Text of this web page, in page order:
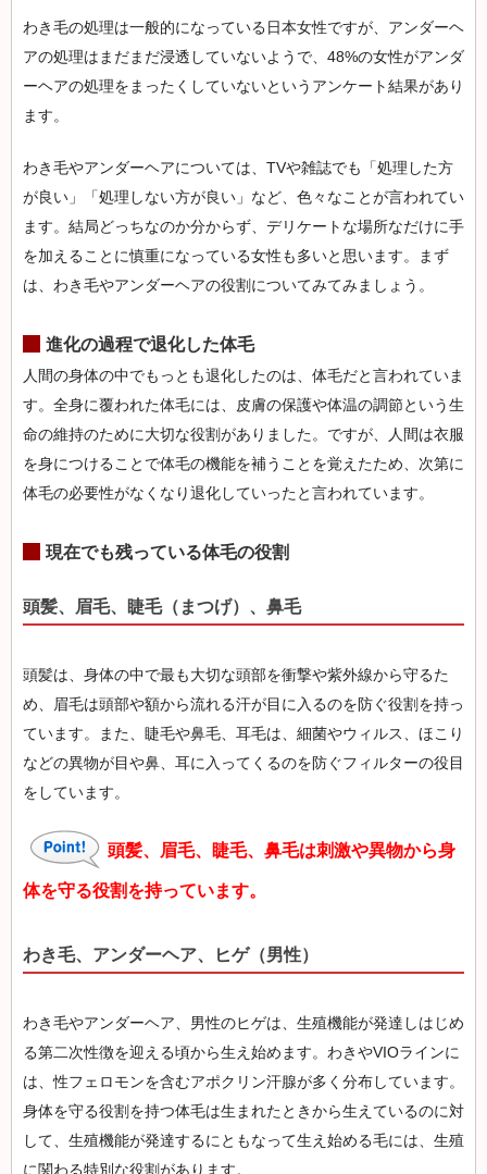
わき毛の処理は一般的になっている日本女性ですが、アンダーヘ
アの処理はまだまだ浸透していないようで、48%の女性がアンダ
ーヘアの処理をまったくしていないというアンケート結果があり
ます。
わき毛やアンダーヘアについては、TVや雑誌でも「処理した方
が良い」「処理しない方が良い」など、色々なことが言われてい
ます。結局どっちなのか分からず、デリケートな場所なだけに手
を加えることに慎重になっている女性も多いと思います。まず
は、わき毛やアンダーヘアの役割についてみてみましょう。
進化の過程で退化した体毛
人間の身体の中でもっとも退化したのは、体毛だと言われていま
す。全身に覆われた体毛には、皮膚の保護や体温の調節という生
命の維持のために大切な役割がありました。ですが、人間は衣服
を身につけることで体毛の機能を補うことを覚えたため、次第に
体毛の必要性がなくなり退化していったと言われています。
現在でも残っている体毛の役割
頭髪、眉毛、睫毛（まつげ）、鼻毛
頭髪は、身体の中で最も大切な頭部を衝撃や紫外線から守るた
め、眉毛は頭部や額から流れる汗が目に入るのを防ぐ役割を持っ
ています。また、睫毛や鼻毛、耳毛は、細菌やウィルス、ほこり
などの異物が目や鼻、耳に入ってくるのを防ぐフィルターの役目
をしています。
頭髪、眉毛、睫毛、鼻毛は刺激や異物から身
体を守る役割を持っています。
わき毛、アンダーヘア、ヒゲ（男性）
わき毛やアンダーヘア、男性のヒゲは、生殖機能が発達しはじめ
る第二次性徴を迎える頃から生え始めます。わきやVIOラインに
は、性フェロモンを含むアポクリン汗腺が多く分布しています。
身体を守る役割を持つ体毛は生まれたときから生えているのに対
して、生殖機能が発達するにともなって生え始める毛には、生殖
に関わる特別な役割があります。